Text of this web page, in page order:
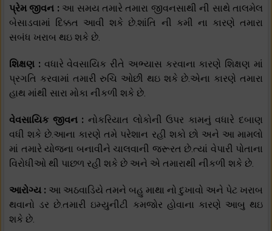
પ્રેમ જીવન : આ સમય તમારે તમારા જીવનસાથી ની સાથે તાલમેલ
બેસાડવામાં દિક્કત આવી શકે છે.શાંતિ ની કમી ના કારણે તમારા
સબંધ ખરાબ થઇ શકે છે.
શિક્ષણ : વધારે વેવસાયિક રીતે અભ્યાસ કરવાના કારણે શિક્ષણ માં
પ્રગતિ કરવામાં તમારી રુચિ ઓછી થઇ શકે છે.એના કારણે તમારા
હાથ માંથી સારા મોકા નીકળી શકે છે.
વેવસાયિક જીવન : નોકરિયાત લોકોની ઉપર કામનું વધારે દબાણ
વધી શકે છે.આના કારણે તમે પરેશાન રહી શકો છો અને આ મામલો
માં તમારે યોજના બનાવીને ચાલવાની જરૂરત છે.ત્યાં વેપારી પોતાના
વિરોધીઓ થી પાછળ રહી શકે છે અને એ તમારાથી નીકળી શકે છે.
આરોગ્ય : આ અઠવાડિયે તમને બહુ માથા નો દુખાવો અને પેટ ખરાબ
થવાનો ડર છે.તમારી ઇમ્યુનીટી કમજોર હોવાના કારણે આબુ થઇ
શકે છે.